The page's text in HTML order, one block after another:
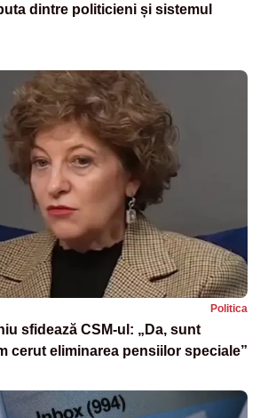
dintre politicieni și sistemul
Politica
sfidează CSM-ul: „Da, sunt
cerut eliminarea pensiilor speciale”